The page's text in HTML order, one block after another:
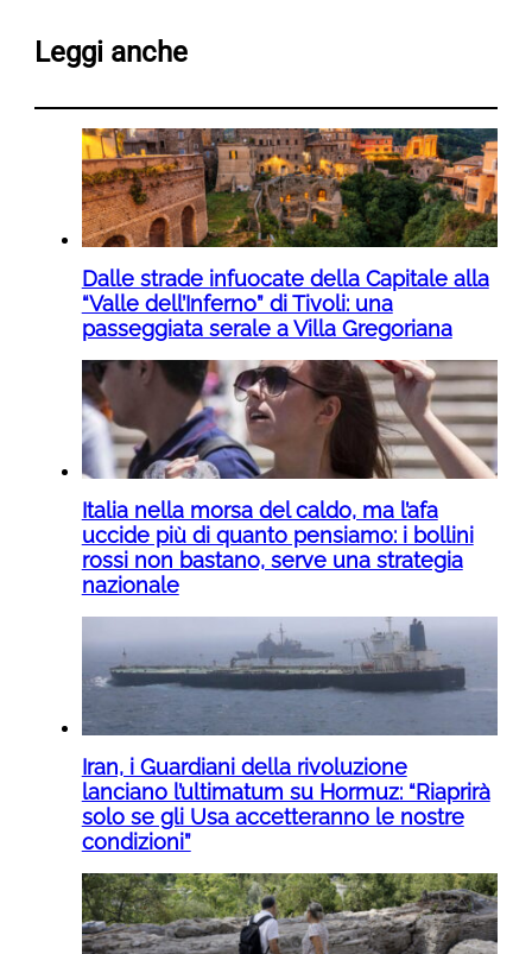
Leggi anche
Dalle strade infuocate della Capitale alla
“Valle dell’Inferno” di Tivoli: una
passeggiata serale a Villa Gregoriana
Italia nella morsa del caldo, ma l’afa
uccide più di quanto pensiamo: i bollini
rossi non bastano, serve una strategia
nazionale
Iran, i Guardiani della rivoluzione
lanciano l’ultimatum su Hormuz: “Riaprirà
solo se gli Usa accetteranno le nostre
condizioni”